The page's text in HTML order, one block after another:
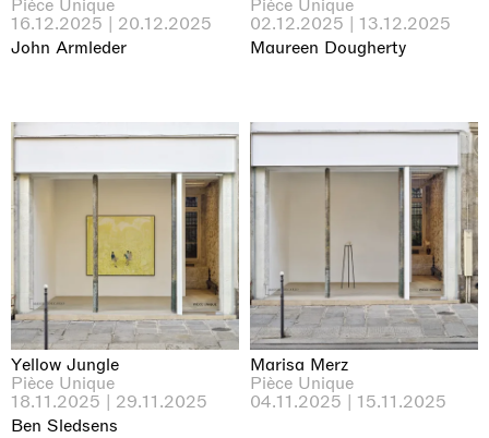
Pièce Unique
16.12.2025 | 20.12.2025
John Armleder
Pièce Unique
02.12.2025 | 13.12.2025
Maureen Dougherty
Yellow Jungle
Pièce Unique
18.11.2025 | 29.11.2025
Ben Sledsens
Marisa Merz
Pièce Unique
04.11.2025 | 15.11.2025